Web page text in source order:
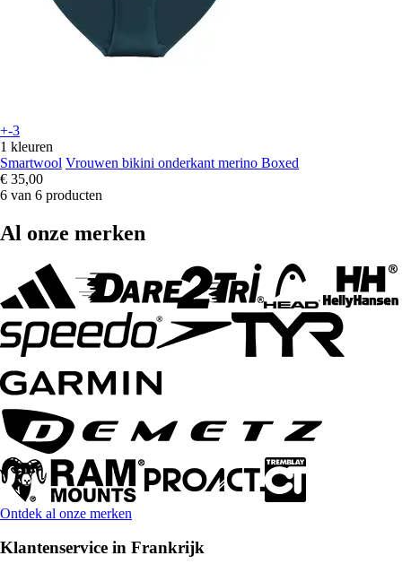
+-3
1 kleuren
Smartwool Vrouwen bikini onderkant merino Boxed
€ 35,00
6 van 6 producten
Al onze merken
Ontdek al onze merken
Klantenservice in Frankrijk